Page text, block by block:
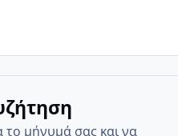
μήνυμά σας και να